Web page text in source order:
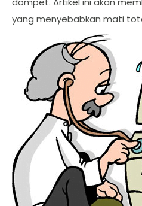
yang menyebabkan mati